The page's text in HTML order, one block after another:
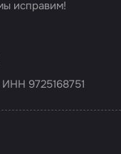
исправим!
9725168751